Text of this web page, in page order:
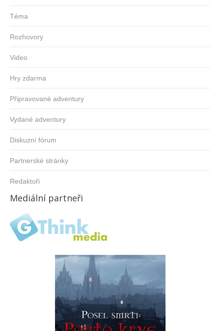
Téma
Rozhovory
Video
Hry zdarma
Připravované adventury
Vydané adventury
Diskuzní fórum
Partnerské stránky
Redaktoři
Mediální partneři